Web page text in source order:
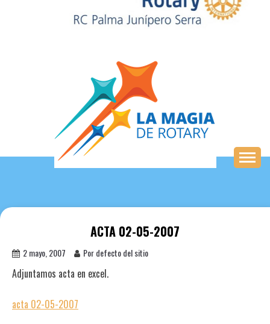
ACTA 02-05-2007
2 mayo, 2007 Por defecto del sitio
Adjuntamos acta en excel.
acta 02-05-2007